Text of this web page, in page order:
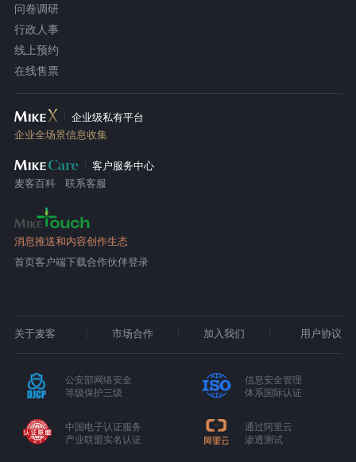
问卷调研
行政人事
线上预约
在线售票
企业级私有平台
企业全场景信息收集
客户服务中心
麦客百科
联系客服
消息推送和内容创作生态
首页客户端下载合作伙伴登录
关于麦客 市场合作 加入我们 用户协议
公安部网络安全
等级保护三级
信息安全管理
体系国际认证
中国电子认证服务
产业联盟实名认证
通过阿里云
渗透测试